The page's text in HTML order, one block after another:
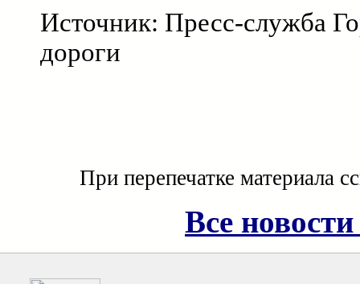
Источник: Пресс-служба
дороги
При перепечатке материала
Все